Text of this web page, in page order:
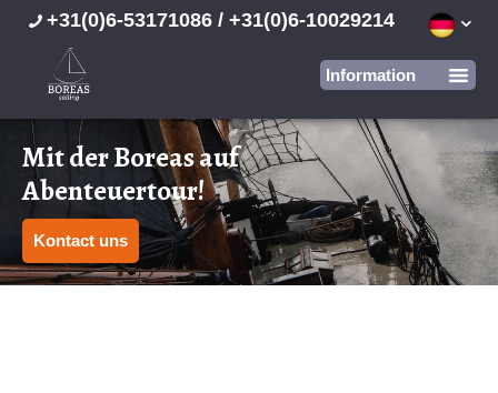
+31(0)6-53171086 / +31(0)6-10029214
Mit der Boreas auf
Abenteuertour!
Kontact uns